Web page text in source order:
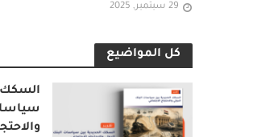
29 سبتمبر, 2025
كل المواضيع
السكك